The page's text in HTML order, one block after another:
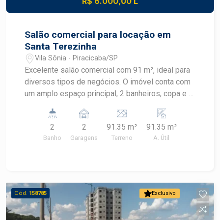
sua visita e venha conhecer esta excelente
Salão comercial para locação em
Santa Terezinha
Vila Sônia - Piracicaba/SP
Excelente salão comercial com 91 m², ideal para
diversos tipos de negócios. O imóvel conta com
um amplo espaço principal, 2 banheiros, copa e 1
para o dia a dia da sua empresa. Uma ótima
oportunidade para quem busca um espaço bem
distribuído e versátil para instalar ou expandir
2
Banho
2
Garagens
91.35 m²
Terreno
91.35 m²
A. Útil
Exclusivo
Cód. 158785